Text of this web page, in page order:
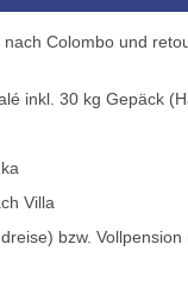
Colombo und
inkl. 30 kg Gepäck
Villa
bzw.